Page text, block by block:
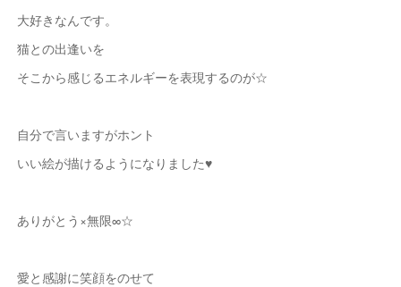
大好きなんです。
猫との出逢いを
そこから感じるエネルギーを表現するのが☆
自分で言いますがホント
いい絵が描けるようになりました♥
ありがとう×無限∞☆
愛と感謝に笑顔をのせて